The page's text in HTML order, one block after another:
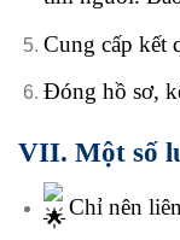
Cung cấp kết
Đóng hồ sơ,
VII. Một số
Chỉ nên